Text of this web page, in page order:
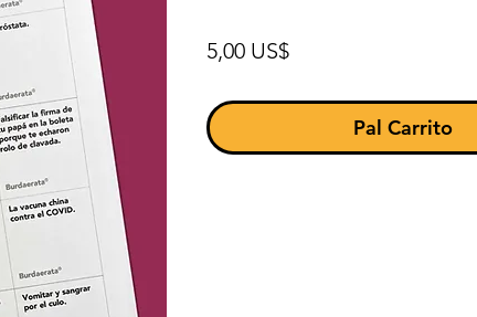
5,00 US$Precio
Pal Carrito